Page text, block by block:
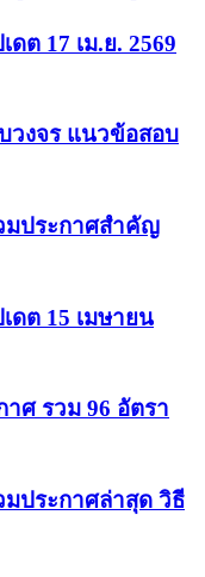
ต 17 เม.ย. 2569
วงจร แนวข้อสอบ
มประกาศสำคัญ
ดต 15 เมษายน
าศ รวม 96 อัตรา
มประกาศล่าสุด วิธี